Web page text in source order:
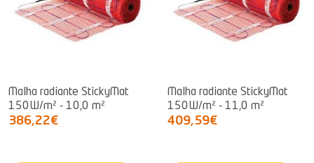
Malha radiante StickyMat
150W/m² - 10,0 m²
386,22€
Malha radiante StickyMat
150W/m² - 11,0 m²
409,59€